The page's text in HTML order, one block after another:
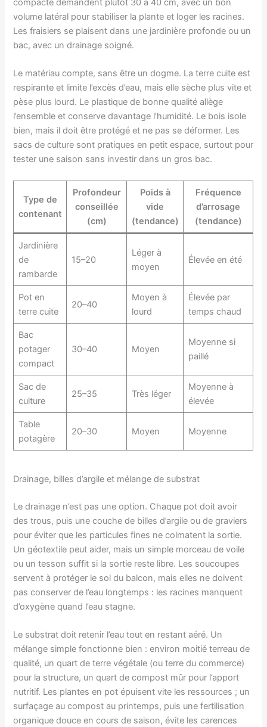
compacte demandent plutôt 30 à 40 cm, avec un bon
volume latéral pour stabiliser la plante et loger les racines.
Les fraisiers se plaisent dans une jardinière profonde ou un
bac, avec un drainage soigné.
Le matériau compte, sans être un dogme. La terre cuite est
respirante et limite l’excès d’eau, mais elle sèche plus vite et
pèse plus lourd. Le plastique de bonne qualité allège
l’ensemble et conserve davantage l’humidité. Le bois isole
bien, mais il doit être protégé et ne pas se déformer. Les
sacs de culture sont pratiques en petit espace, surtout pour
tester une saison sans investir dans un gros bac.
Type de
contenant
Profondeur
conseillée
(cm)
Poids à
vide
(tendance)
Fréquence
d’arrosage
(tendance)
Jardinière
de
rambarde
15–20
Léger à
moyen
Élevée en été
Pot en
terre cuite
20–40
Moyen à
lourd
Élevée par
temps chaud
Bac
potager
compact
30–40 Moyen
Moyenne si
paillé
Sac de
culture
25–35 Très léger
Moyenne à
élevée
Table
potagère
20–30 Moyen Moyenne
Drainage, billes d’argile et mélange de substrat
Le drainage n’est pas une option. Chaque pot doit avoir
des trous, puis une couche de billes d’argile ou de graviers
pour éviter que les particules fines ne colmatent la sortie.
Un géotextile peut aider, mais un simple morceau de voile
ou un tesson suffit si la sortie reste libre. Les soucoupes
servent à protéger le sol du balcon, mais elles ne doivent
pas conserver de l’eau longtemps : les racines manquent
d’oxygène quand l’eau stagne.
Le substrat doit retenir l’eau tout en restant aéré. Un
mélange simple fonctionne bien : environ moitié terreau de
qualité, un quart de terre végétale (ou terre du commerce)
pour la structure, un quart de compost mûr pour l’apport
nutritif. Les plantes en pot épuisent vite les ressources ; un
surfaçage au compost au printemps, puis une fertilisation
organique douce en cours de saison, évite les carences